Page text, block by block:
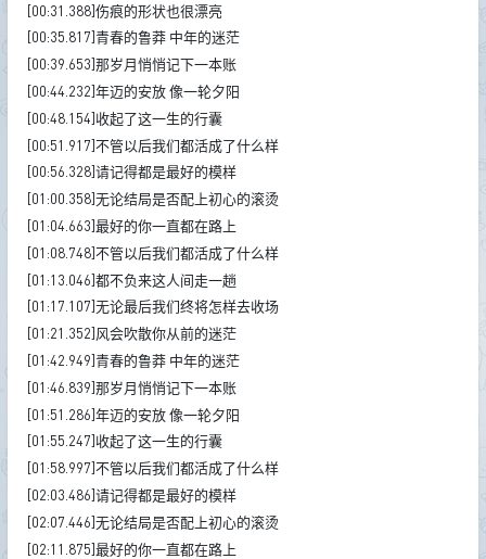
[00:31.388]伤痕的形状也很漂亮
[00:35.817]青春的鲁莽 中年的迷茫
[00:39.653]那岁月悄悄记下一本账
[00:44.232]年迈的安放 像一轮夕阳
[00:48.154]收起了这一生的行囊
[00:51.917]不管以后我们都活成了什么样
[00:56.328]请记得都是最好的模样
[01:00.358]无论结局是否配上初心的滚烫
[01:04.663]最好的你一直都在路上
[01:08.748]不管以后我们都活成了什么样
[01:13.046]都不负来这人间走一趟
[01:17.107]无论最后我们终将怎样去收场
[01:21.352]风会吹散你从前的迷茫
[01:42.949]青春的鲁莽 中年的迷茫
[01:46.839]那岁月悄悄记下一本账
[01:51.286]年迈的安放 像一轮夕阳
[01:55.247]收起了这一生的行囊
[01:58.997]不管以后我们都活成了什么样
[02:03.486]请记得都是最好的模样
[02:07.446]无论结局是否配上初心的滚烫
[02:11.875]最好的你一直都在路上